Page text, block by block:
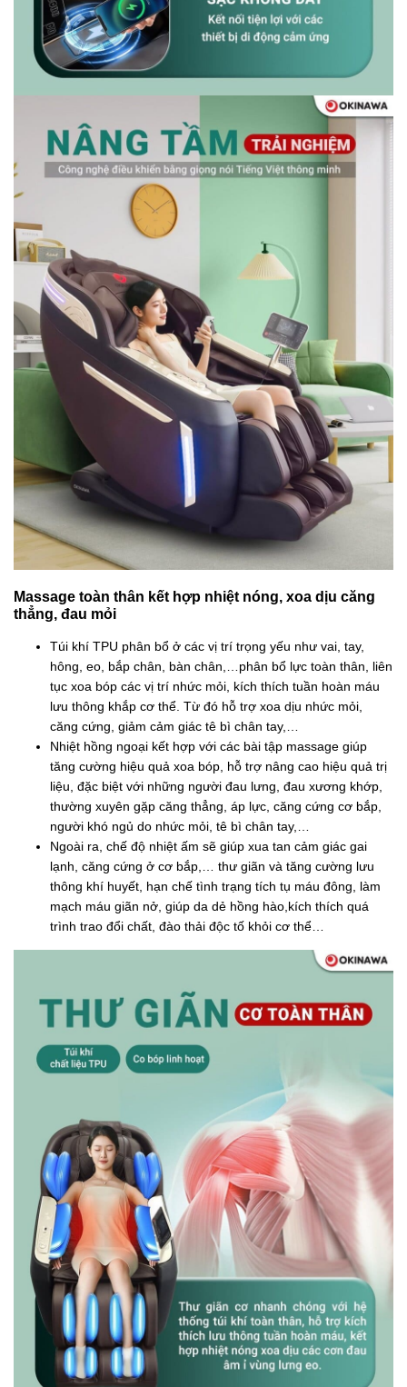
Massage toàn thân kết hợp nhiệt nóng, xoa dịu căng
thẳng, đau mỏi
Túi khí TPU phân bổ ở các vị trí trọng yếu như vai, tay,
hông, eo, bắp chân, bàn chân,…phân bổ lực toàn thân, liên
tục xoa bóp các vị trí nhức mỏi, kích thích tuần hoàn máu
lưu thông khắp cơ thể. Từ đó hỗ trợ xoa dịu nhức mỏi,
căng cứng, giảm cảm giác tê bì chân tay,…
Nhiệt hồng ngoại kết hợp với các bài tập massage giúp
tăng cường hiệu quả xoa bóp, hỗ trợ nâng cao hiệu quả trị
liệu, đặc biệt với những người đau lưng, đau xương khớp,
thường xuyên gặp căng thẳng, áp lực, căng cứng cơ bắp,
người khó ngủ do nhức mỏi, tê bì chân tay,…
Ngoài ra, chế độ nhiệt ấm sẽ giúp xua tan cảm giác gai
lạnh, căng cứng ở cơ bắp,… thư giãn và tăng cường lưu
thông khí huyết, hạn chế tình trạng tích tụ máu đông, làm
mạch máu giãn nở, giúp da dẻ hồng hào,kích thích quá
trình trao đổi chất, đào thải độc tố khỏi cơ thể…